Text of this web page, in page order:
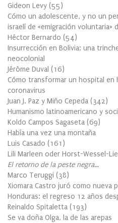
Gideon Levy (55)
Cómo un adolescente, y no un
israelí de «emigración voluntaria»
Héctor Bernardo (54)
Insurrección en Bolivia: una
neocolonial
Jérôme Duval (16)
Cómo transformar un hospital en
coronavirus
Juan J. Paz y Miño Cepeda (342)
Humanismo latinoamericano y
Koldo Campos Sagaseta (69)
Había una vez una montaña
Luis Casado (161 )
Lili Marleen oder Horst-Wessel-
El retorno de la peste negra…
Marco Teruggi (38)
Xiomara Castro juró como nueva
Honduras: el regreso 12 años
Reinaldo Spitaletta (193)
Se va doña Olga, la de las arepas